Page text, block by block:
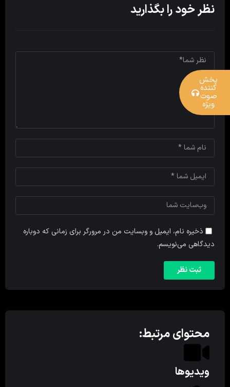
نظر خود را بگذارید
ذخیره نام، ایمیل و وبسایت من در مرورگر برای زمانی که دوباره
دیدگاهی می‌نویسم.
محتوای مرتبط:
ویدیوها
پخش
کننده
صوت
ویژه